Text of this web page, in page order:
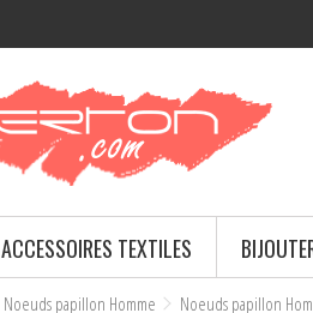
ACCESSOIRES TEXTILES
Noeuds papillon Homme Noeuds papillon